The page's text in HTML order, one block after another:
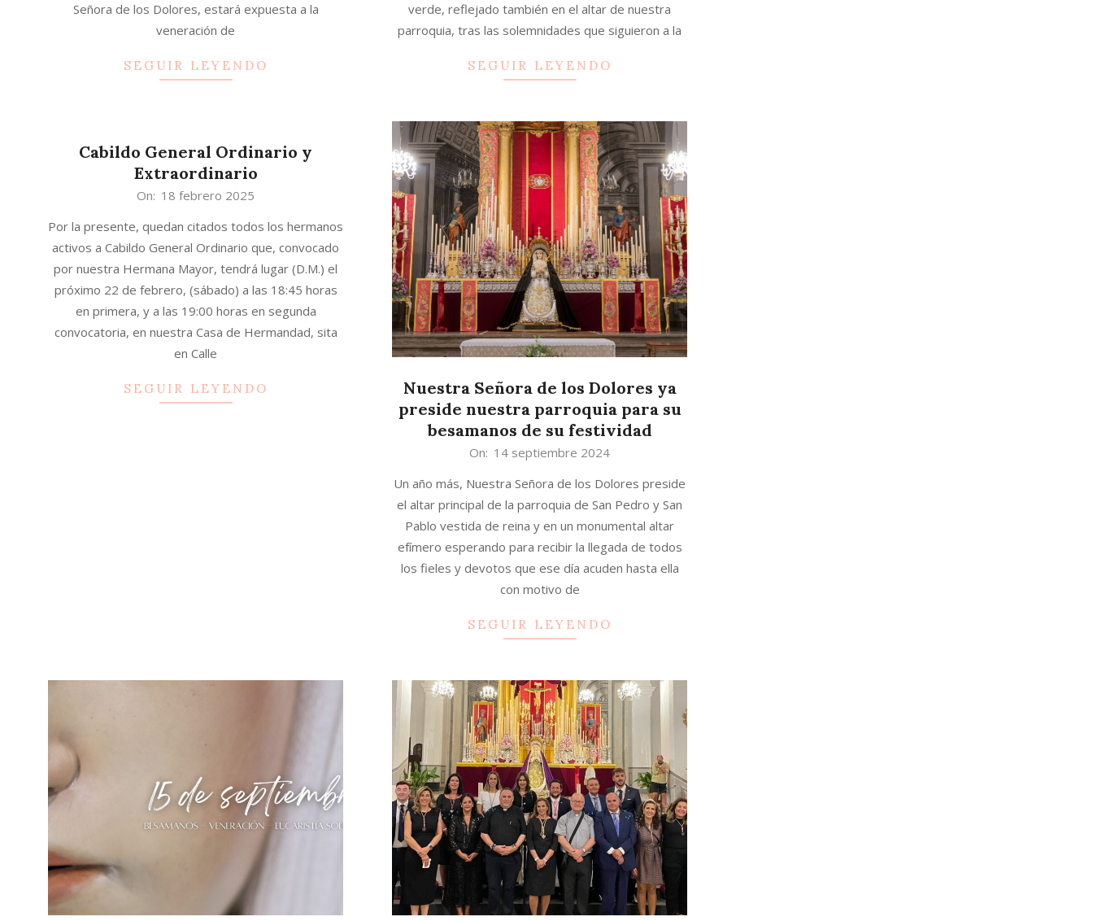
Señora de los Dolores, estará expuesta a la
veneración de
SEGUIR LEYENDO
verde, reflejado también en el altar de nuestra
parroquia, tras las solemnidades que siguieron a la
SEGUIR LEYENDO
Cabildo General Ordinario y
Extraordinario
18
On: 18 febrero 2025
Por la presente, quedan citados todos los hermanos
activos a Cabildo General Ordinario que, convocado
por nuestra Hermana Mayor, tendrá lugar (D.M.) el
próximo 22 de febrero, (sábado) a las 18:45 horas
en primera, y a las 19:00 horas en segunda
convocatoria, en nuestra Casa de Hermandad, sita
en Calle
SEGUIR LEYENDO
Nuestra Señora de los Dolores ya
preside nuestra parroquia para su
besamanos de su festividad
14
On: 14 septiembre 2024
Un año más, Nuestra Señora de los Dolores preside
el altar principal de la parroquia de San Pedro y San
Pablo vestida de reina y en un monumental altar
efímero esperando para recibir la llegada de todos
los fieles y devotos que ese día acuden hasta ella
con motivo de
SEGUIR LEYENDO